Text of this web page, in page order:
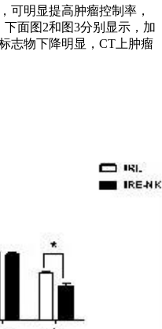
可明显提高肿瘤控制率，
面图2和图3分别显示，加
志物下降明显，CT上肿瘤